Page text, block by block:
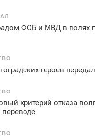
ФСБ и МВД в полях
героев
критерий отказа